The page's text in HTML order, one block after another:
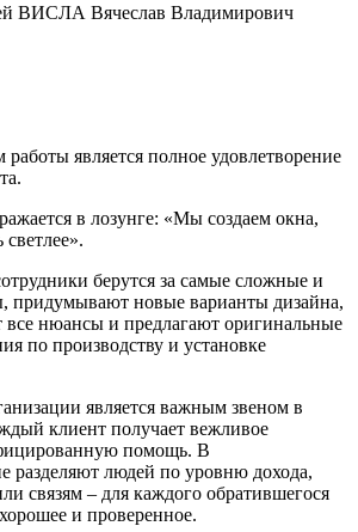
ВИСЛА Вячеслав Владимирович
является полное удовлетворение
в лозунге: «Мы создаем окна,
берутся за самые сложные и
придумывают новые варианты дизайна,
все нюансы и предлагают оригинальные
по производству и установке
является важным звеном в
клиент получает вежливое
помощь. В
разделяют людей по уровню дохода,
связям – для каждого обратившегося
и проверенное.